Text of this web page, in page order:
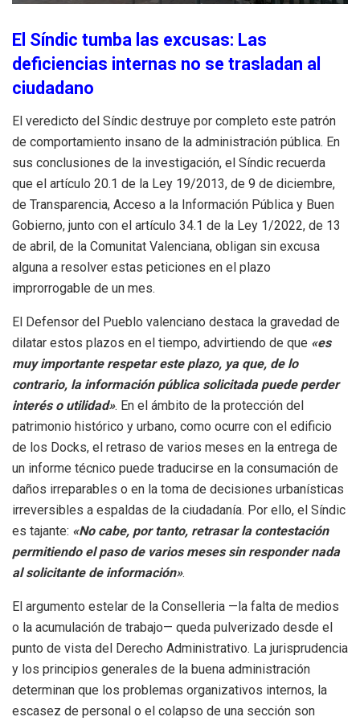
El Síndic tumba las excusas: Las
deficiencias internas no se trasladan al
ciudadano
El veredicto del Síndic destruye por completo este patrón
de comportamiento insano de la administración pública. En
sus conclusiones de la investigación, el Síndic recuerda
que el artículo 20.1 de la Ley 19/2013, de 9 de diciembre,
de Transparencia, Acceso a la Información Pública y Buen
Gobierno, junto con el artículo 34.1 de la Ley 1/2022, de 13
de abril, de la Comunitat Valenciana, obligan sin excusa
alguna a resolver estas peticiones en el plazo
improrrogable de un mes.
El Defensor del Pueblo valenciano destaca la gravedad de
dilatar estos plazos en el tiempo, advirtiendo de que «es
muy importante respetar este plazo, ya que, de lo
contrario, la información pública solicitada puede perder
interés o utilidad». En el ámbito de la protección del
patrimonio histórico y urbano, como ocurre con el edificio
de los Docks, el retraso de varios meses en la entrega de
un informe técnico puede traducirse en la consumación de
daños irreparables o en la toma de decisiones urbanísticas
irreversibles a espaldas de la ciudadanía. Por ello, el Síndic
es tajante: «No cabe, por tanto, retrasar la contestación
permitiendo el paso de varios meses sin responder nada
al solicitante de información».
El argumento estelar de la Conselleria —la falta de medios
o la acumulación de trabajo— queda pulverizado desde el
punto de vista del Derecho Administrativo. La jurisprudencia
y los principios generales de la buena administración
determinan que los problemas organizativos internos, la
escasez de personal o el colapso de una sección son